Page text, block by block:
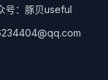
号：豚贝useful